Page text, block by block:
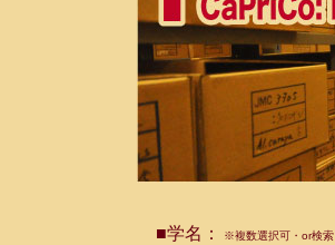
■学名： ※複数選択可・or検索